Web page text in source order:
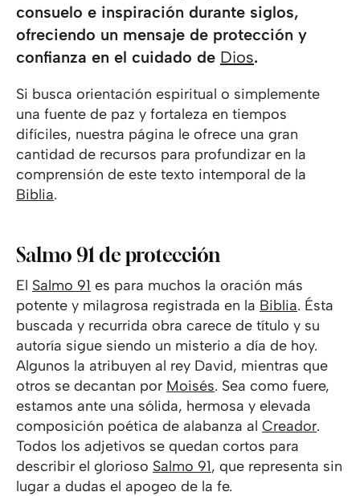
consuelo e inspiración durante siglos,
ofreciendo un mensaje de protección y
confianza en el cuidado de Dios.
Si busca orientación espiritual o simplemente
una fuente de paz y fortaleza en tiempos
difíciles, nuestra página le ofrece una gran
cantidad de recursos para profundizar en la
comprensión de este texto intemporal de la
Biblia.
Salmo 91 de protección
El Salmo 91 es para muchos la oración más
potente y milagrosa registrada en la Biblia. Ésta
buscada y recurrida obra carece de título y su
autoría sigue siendo un misterio a día de hoy.
Algunos la atribuyen al rey David, mientras que
otros se decantan por Moisés. Sea como fuere,
estamos ante una sólida, hermosa y elevada
composición poética de alabanza al Creador.
Todos los adjetivos se quedan cortos para
describir el glorioso Salmo 91, que representa sin
lugar a dudas el apogeo de la fe.